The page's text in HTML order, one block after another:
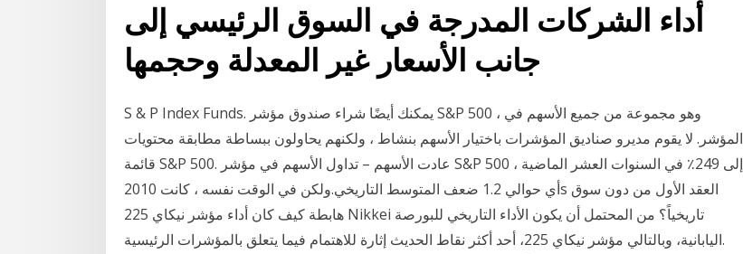
أداء الشركات المدرجة في السوق الرئيسي إلى
جانب الأسعار غير المعدلة وحجمها
S & P Index Funds. يمكنك أيضًا شراء صندوق مؤشر S&P 500 ، وهو مجموعة من جميع الأسهم في
المؤشر. لا يقوم مديرو صناديق المؤشرات باختيار الأسهم بنشاط ، ولكنهم يحاولون ببساطة مطابقة محتويات
قائمة S&P 500. عادت الأسهم – تداول الأسهم في مؤشر S&P 500 إلى 249٪ في السنوات العشر الماضية ،
أي حوالي 1.2 ضعف المتوسط التاريخي.ولكن في الوقت نفسه ، كانت 2010s العقد الأول من دون سوق
هابطة كيف كان أداء مؤشر نيكاي 225 Nikkei تاريخياً؟ من المحتمل أن يكون الأداء التاريخي للبورصة
اليابانية، وبالتالي مؤشر نيكاي 225، أحد أكثر نقاط الحديث إثارة للاهتمام فيما يتعلق بالمؤشرات الرئيسية.